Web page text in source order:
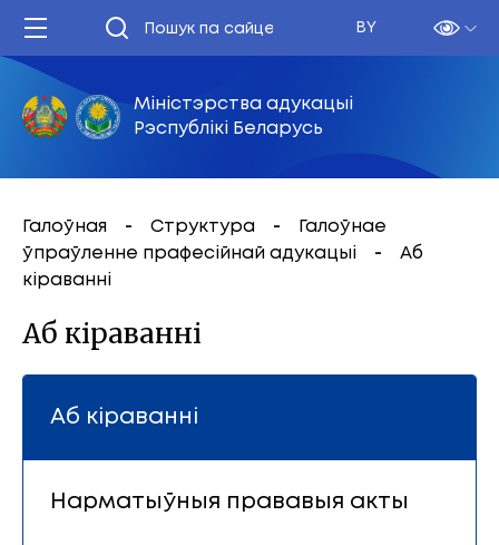
BY
Міністэрства адукацыі
Рэспублікі Беларусь
Галоўная Структура
Галоўнае
ўпраўленне прафесійнай адукацыі
Аб
кіраванні
Аб кіраванні
Аб кіраванні
Нарматыўныя прававыя акты